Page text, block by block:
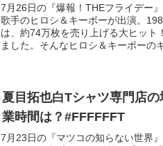
7月26日の『爆報！THEフライデー
歌手のヒロシ＆キーボーが出演。
は、約74万枚を売り上げる大ヒット
ました。そんなヒロシ＆キーボーの
夏目拓也白Tシャツ専門店
業時間は？#FFFFFFT
7月23日の『マツコの知らない世界